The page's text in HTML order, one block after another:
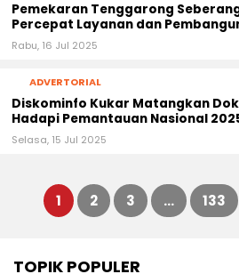
Pemekaran Tenggarong
Percepat Layanan dan
Rabu, 16 Jul 2025
ADVERTORIAL
Diskominfo Kukar Matangkan
Hadapi Pemantauan Nasional
Selasa, 15 Jul 2025
Paginasi
1 2 3 … 133
TOPIK POPULER